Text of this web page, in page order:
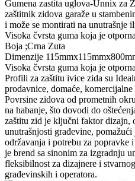
Gumena zastita uglova-Unnix za
zaštitnik zidova garaže u
i može se montirati na unutrašnje
Visoka čvrsta guma koja je
Boja ;Crna Zuta
Dimenzije
Visoka čvrsta guma koja je
Profili za zaštitu ivice zida su
prodavnice, domaće,
Povrsine zidova od prometnih
na habanje, što dovodi do
zaštitu zid je ključni faktor dizajn,
unutrašnjosti građevine,
održavanja i potrebu za
je brend sa sinonim za izgradnju
fleksibilnost za dizajnere i
građevinskih i operatora.